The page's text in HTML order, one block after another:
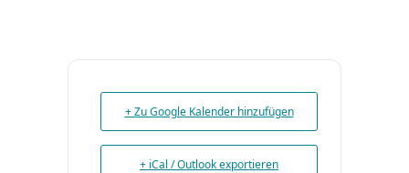
+ Zu Google Kalender hinzufügen
+ iCal / Outlook exportieren